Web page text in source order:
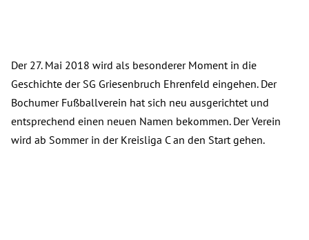
Der 27. Mai 2018 wird als besonderer Moment in die
Geschichte der SG Griesenbruch Ehrenfeld eingehen. Der
Bochumer Fußballverein hat sich neu ausgerichtet und
entsprechend einen neuen Namen bekommen. Der Verein
wird ab Sommer in der Kreisliga C an den Start gehen.